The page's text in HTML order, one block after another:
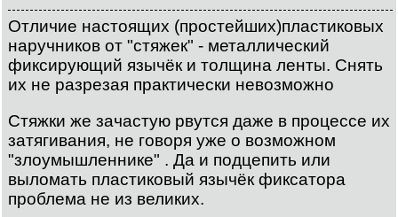
Отличие настоящих (простейших)пластиковых
наручников от "стяжек" - металлический
фиксирующий язычёк и толщина ленты. Снять
их не разрезая практически невозможно
Стяжки же зачастую рвутся даже в процессе их
затягивания, не говоря уже о возможном
"злоумышленнике" . Да и подцепить или
выломать пластиковый язычёк фиксатора
проблема не из великих.